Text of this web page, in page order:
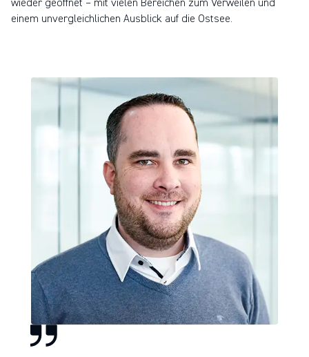
wieder geöffnet – mit vielen Bereichen zum Verweilen und
einem unvergleichlichen Ausblick auf die Ostsee.